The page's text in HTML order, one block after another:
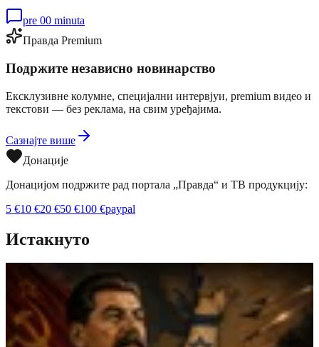
pre 00 minuta
Правда Premium
Подржите независно новинарство
Ексклузивне колумне, специјални интервјуи, premium видео и
текстови — без реклама, на свим уређајима.
Сазнајте више
Донације
Донацијом подржите рад портала „Правда“ и ТВ продукцију:
5 €10 €20 €50 €100 €paypal
Истакнуто